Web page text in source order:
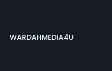
WARDAHMEDIA4U